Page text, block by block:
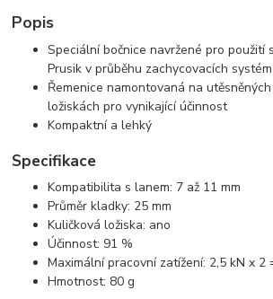
Popis
Speciální bočnice navržené pro použití
Prusik v průběhu zachycovacích
Řemenice namontovaná na
ložiskách pro vynikající účinnost
Kompaktní a lehký
Specifikace
Kompatibilita s lanem: 7 až 11 mm
Průměr kladky: 25 mm
Kuličková ložiska: ano
Účinnost: 91 %
Maximální pracovní zatížení: 2,5 kN x 2
Hmotnost: 80 g